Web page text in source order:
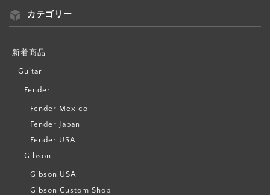
カテゴリー
新着商品
Guitar
Fender
Fender Mexico
Fender Japan
Fender USA
Gibson
Gibson USA
Gibson Custom Shop